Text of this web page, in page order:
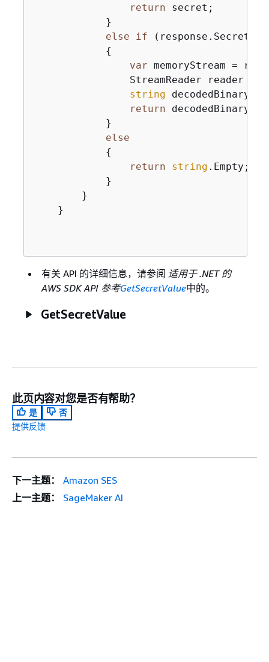
return secret;
            }
else
if
{
var memoryStream =
                StreamReader reader =
string
return
            }
else
{
return
string .Empty;
            }
        }
    }
有关 API 的详细信息，请参阅 适用于 .NET 的
AWS SDK API 参考GetSecretValue中的。
GetSecretValue
此页内容对您是否有帮助？
是
否
提供反馈
下一主题：
Amazon SES
上一主题：
SageMaker AI